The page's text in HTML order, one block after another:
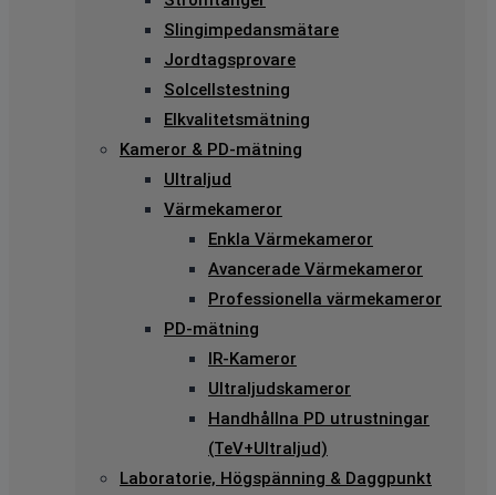
Slingimpedansmätare
Jordtagsprovare
Solcellstestning
Elkvalitetsmätning
Kameror & PD-mätning
Ultraljud
Värmekameror
Enkla Värmekameror
Avancerade Värmekameror
Professionella värmekameror
PD-mätning
IR-Kameror
Ultraljudskameror
Handhållna PD utrustningar
(TeV+Ultraljud)
Laboratorie, Högspänning & Daggpunkt